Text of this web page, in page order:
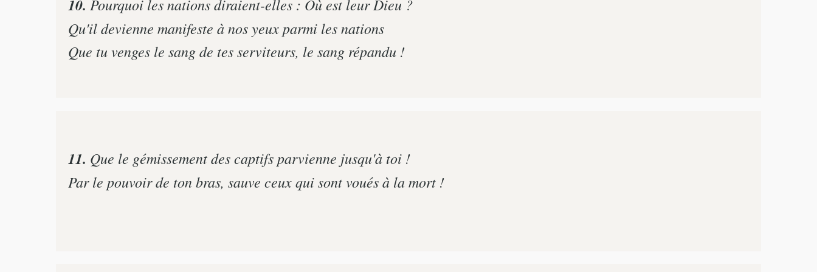
10. Pourquoi les nations diraient-elles : Où est leur Dieu ?
Qu'il devienne manifeste à nos yeux parmi les nations
Que tu venges le sang de tes serviteurs, le sang répandu !
11. Que le gémissement des captifs parvienne jusqu'à toi !
Par le pouvoir de ton bras, sauve ceux qui sont voués à la mort !